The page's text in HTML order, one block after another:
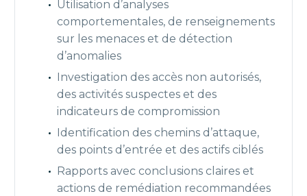
Utilisation d’analyses
comportementales, de renseignements
sur les menaces et de détection
d’anomalies
Investigation des accès non autorisés,
des activités suspectes et des
indicateurs de compromission
Identification des chemins d’attaque,
des points d’entrée et des actifs ciblés
Rapports avec conclusions claires et
actions de remédiation recommandées